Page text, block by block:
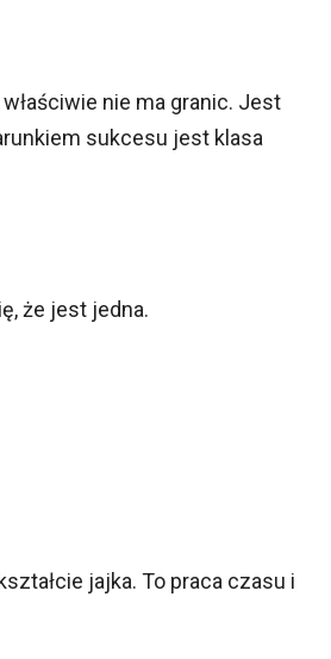
nie ma granic. Jest
sukcesu jest klasa
że jest jedna.
jajka. To praca czasu i